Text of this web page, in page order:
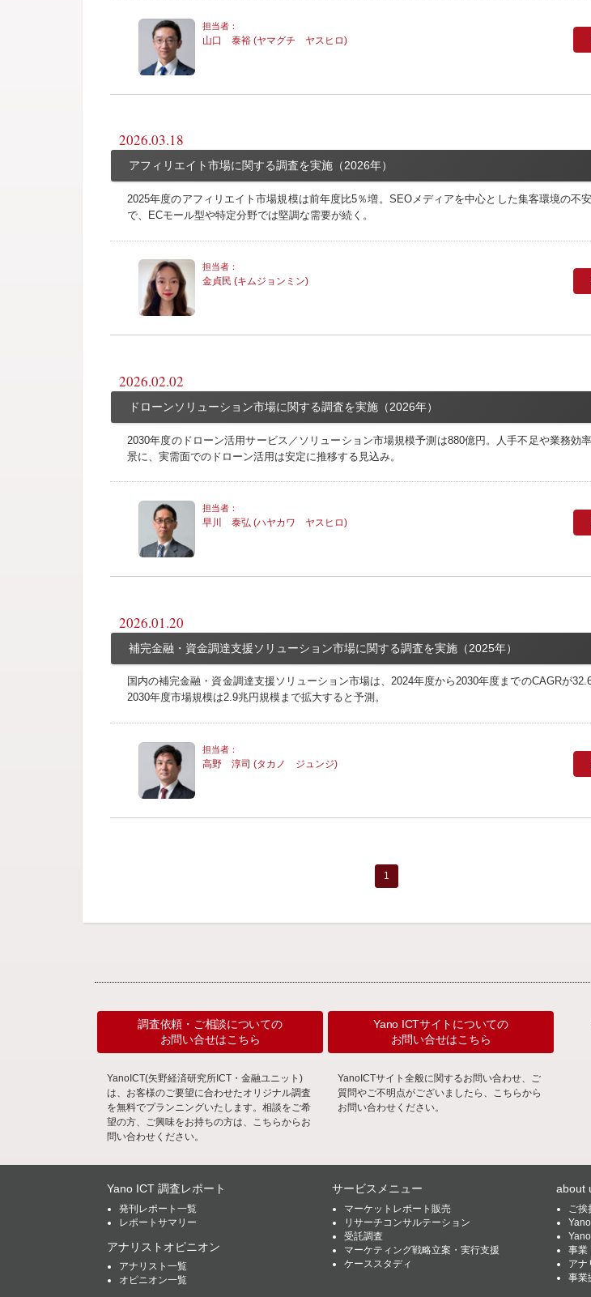
山口 泰裕 (ヤマグチ ヤスヒロ)
2026.03.18
アフィリエイト市場に関する調査を実施（2026年）
2025年度のアフィリエイト市場規模は前年度比5％増。SEOメディアを中心とした集客環境の不
で、ECモール型や特定分野では堅調な需要が続く。
金貞民 (キムジョンミン)
2026.02.02
ドローンソリューション市場に関する調査を実施（2026年）
2030年度のドローン活用サービス／ソリューション市場規模予測は880億円。人手不足や業務効
景に、実需面でのドローン活用は安定に推移する見込み。
早川 泰弘 (ハヤカワ ヤスヒロ)
2026.01.20
補完金融・資金調達支援ソリューション市場に関する調査を実施（2025年）
国内の補完金融・資金調達支援ソリューション市場は、2024年度から2030年度までのCAGRが32.6
2030年度市場規模は2.9兆円規模まで拡大すると予測。
高野 淳司 (タカノ ジュンジ)
1
調査依頼・ご相談についての
お問い合せはこちら
YanoICT(矢野経済研究所ICT・金融ユニット)
は、お客様のご要望に合わせたオリジナル調査
を無料でプランニングいたします。相談をご希
望の方、ご興味をお持ちの方は、こちらからお
問い合わせください。
Yano ICTサイトについての
お問い合せはこちら
YanoICTサイト全般に関するお問い合わせ、ご
質問やご不明点がございましたら、こちらから
お問い合わせください。
Yano ICT 調査レポート
発刊レポート一覧
レポートサマリー
アナリストオピニオン
アナリスト一覧
オピニオン一覧
サービスメニュー
マーケットレポート販売
リサーチコンサルテーション
受託調査
マーケティング戦略立案・実行支援
ケーススタディ
about
ご挨
事業
アナ
事業